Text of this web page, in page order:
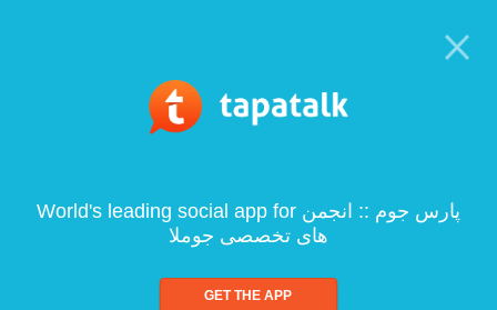
World's leading social app for پارس جوم :: انجمن
های تخصصی جوملا
GET THE APP